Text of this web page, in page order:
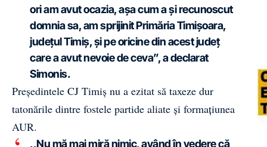
ori am avut ocazia, așa cum a și recunoscut
domnia sa, am sprijinit Primăria Timișoara,
județul Timiș, și pe oricine din acest județ
care a avut nevoie de ceva”, a declarat
Simonis.
Președintele CJ Timiș nu a ezitat să taxeze dur
tatonările dintre fostele partide aliate și formațiunea
AUR.
,,Nu mă mai miră nimic, având în vedere că